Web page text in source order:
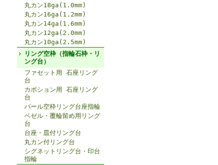
丸カン18ga(1.0mm)
丸カン16ga(1.2mm)
丸カン14ga(1.6mm)
丸カン12ga(2.0mm)
丸カン10ga(2.5mm)
リング空枠（指輪石枠・リ
ング台）
ファセット用 石座リング
台
カボション用 石座リング
台
パール空枠リング台座指輪
ベゼル・覆輪留め用リング
台
台座・皿付リング台
丸カン付リング台
シグネットリング台・印台
指輪